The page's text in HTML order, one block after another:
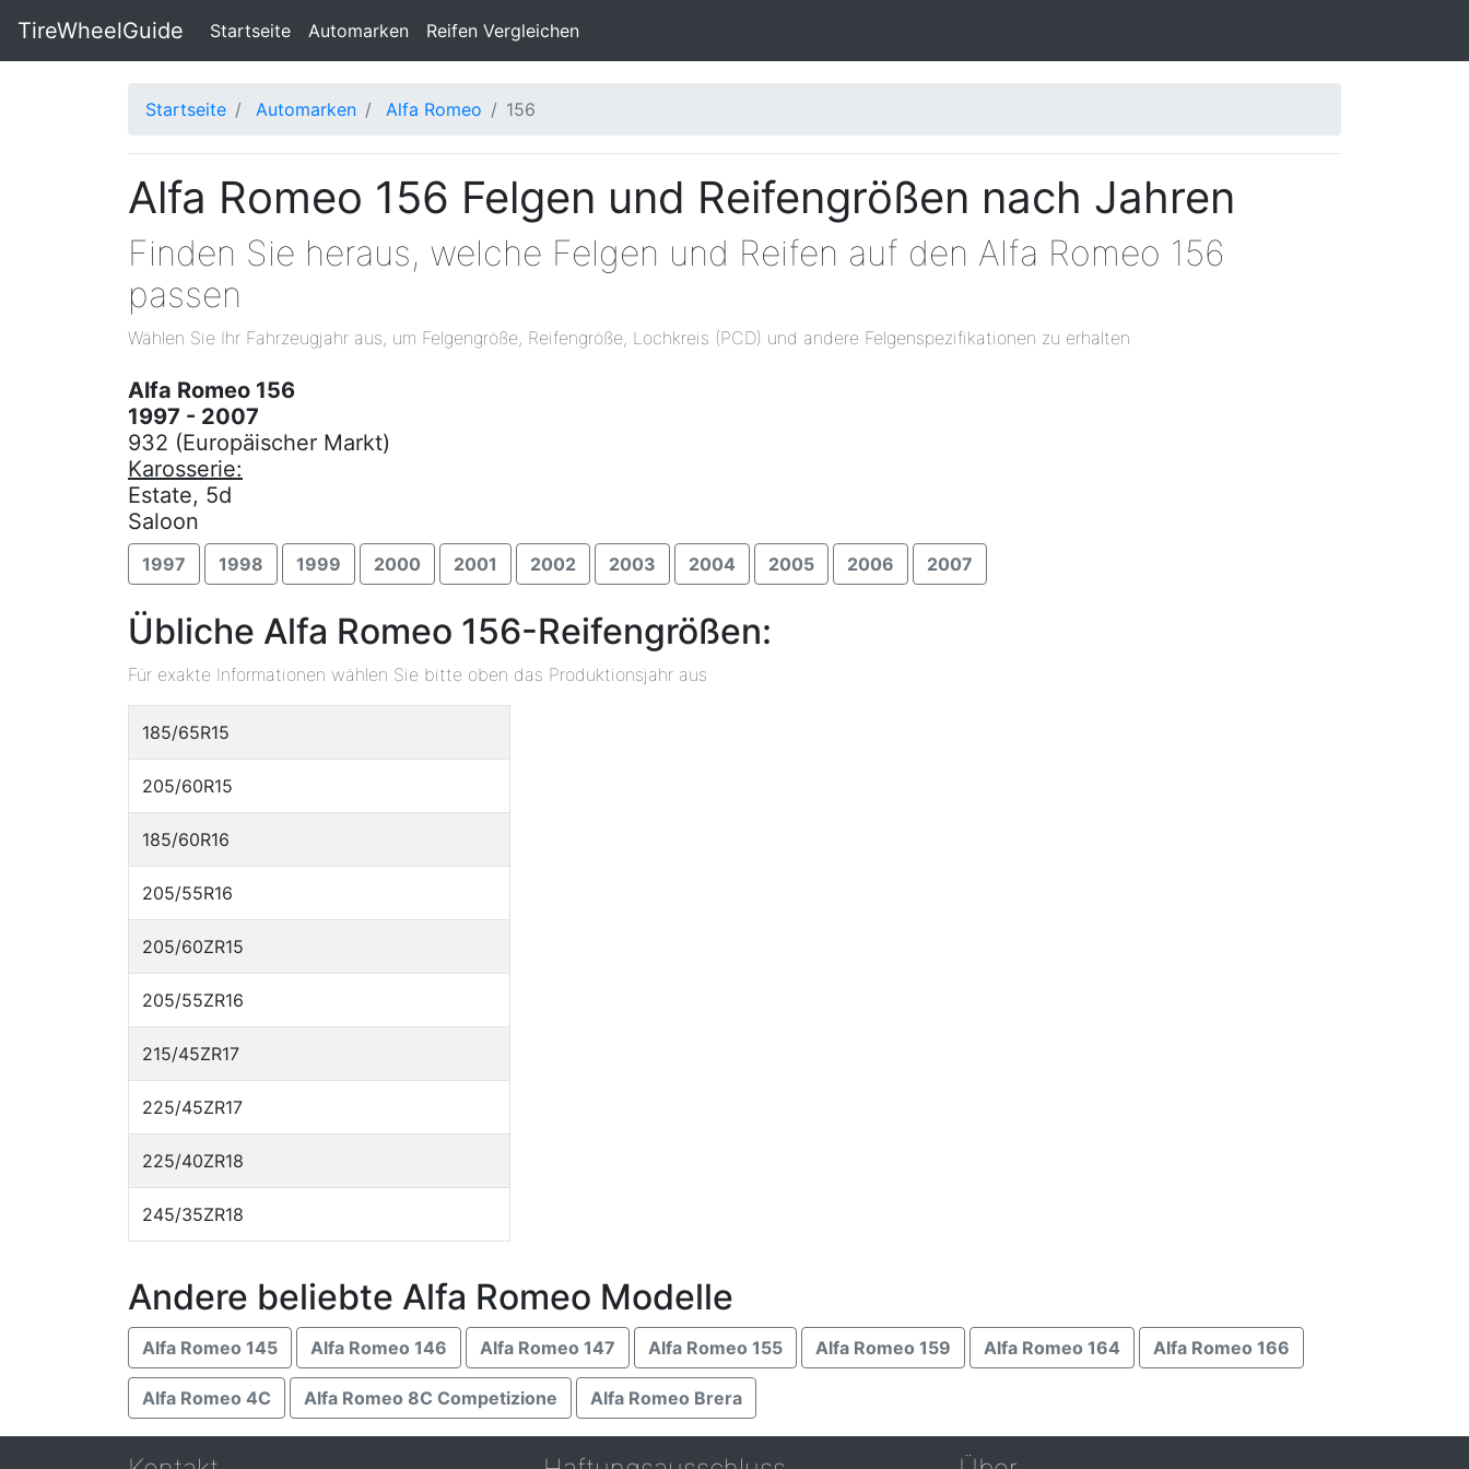
TireWheelGuide Startseite(current)
Automarken Reifen Vergleichen
Startseite Automarken Alfa Romeo 156
Alfa Romeo 156 Felgen und Reifengrößen nach Jahren
Finden Sie heraus, welche Felgen und Reifen auf den Alfa Romeo 156
passen
Wählen Sie Ihr Fahrzeugjahr aus, um Felgengröße, Reifengröße, Lochkreis (PCD) und andere Felgenspezifikationen zu erhalten
Alfa Romeo 156
1997 - 2007
932 (Europäischer Markt)
Karosserie:
Estate, 5d
Saloon
1997 1998 1999 2000 2001 2002 2003 2004 2005 2006 2007
Übliche Alfa Romeo 156-Reifengrößen:
Für exakte Informationen wählen Sie bitte oben das Produktionsjahr aus
185/65R15
205/60R15
185/60R16
205/55R16
205/60ZR15
205/55ZR16
215/45ZR17
225/45ZR17
225/40ZR18
245/35ZR18
Andere beliebte Alfa Romeo Modelle
Alfa Romeo 145 Alfa Romeo 146 Alfa Romeo 147 Alfa Romeo 155 Alfa Romeo 159 Alfa Romeo 164 Alfa Romeo 166
Alfa Romeo 4C Alfa Romeo 8C Competizione Alfa Romeo Brera